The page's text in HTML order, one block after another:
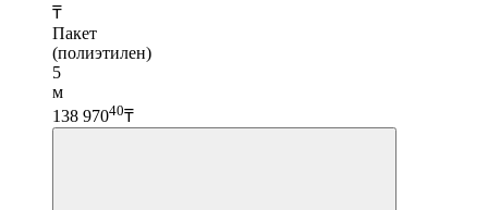
₸
Пакет
(полиэтилен)
5
м
138 97040₸